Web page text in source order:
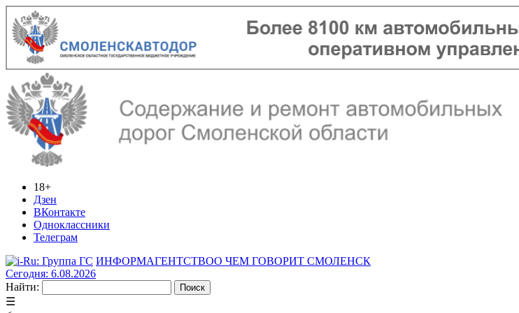
18+
Дзен
ВКонтакте
Одноклассники
Телеграм
ИНФОРМАГЕНТСТВОО ЧЕМ ГОВОРИТ СМОЛЕНСК
Сегодня: 6.08.2026
Найти:
☰